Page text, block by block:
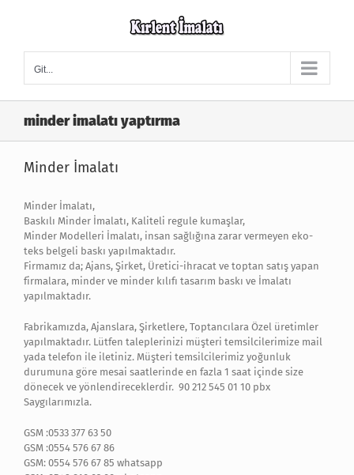
Git...
minder imalatı yaptırma
Minder İmalatı
Minder İmalatı,
Baskılı Minder İmalatı, Kaliteli regule kumaşlar,
Minder Modelleri İmalatı, insan sağlığına zarar vermeyen eko-
teks belgeli baskı yapılmaktadır.
Firmamız da; Ajans, Şirket, Üretici-ihracat ve toptan satış yapan
firmalara, minder ve minder kılıfı tasarım baskı ve İmalatı
yapılmaktadır.
Fabrikamızda, Ajanslara, Şirketlere, Toptancılara Özel üretimler
yapılmaktadır. Lütfen taleplerinizi müşteri temsilcilerimize mail
yada telefon ile iletiniz. Müşteri temsilcilerimiz yoğunluk
durumuna göre mesai saatlerinde en fazla 1 saat içinde size
dönecek ve yönlendireceklerdir. 90 212 545 01 10 pbx
Saygılarımızla.
GSM :0533 377 63 50
GSM :0554 576 67 86
GSM: 0554 576 67 85 whatsapp